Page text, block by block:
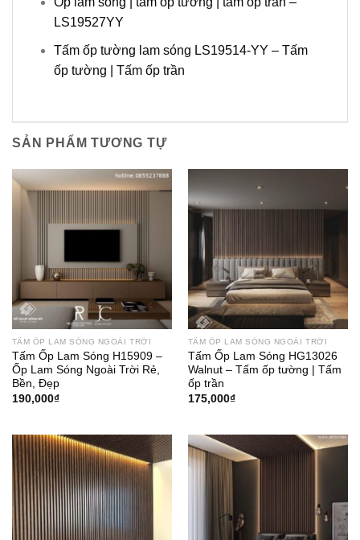
LS19527YY
Tấm ốp tường lam sóng LS19514-YY – Tấm
ốp tường | Tấm ốp trần
SẢN PHẨM TƯƠNG TỰ
TẤM ỐP LAM SÓNG NGOÀI TRỜI
Tấm Ốp Lam Sóng H15909 –
Ốp Lam Sóng Ngoài Trời Rẻ,
Bền, Đẹp
190,000₫
TẤM ỐP LAM SÓNG NGOÀI TRỜI
Tấm Ốp Lam Sóng HG13026
Walnut – Tấm ốp tường | Tấm
ốp trần
175,000₫